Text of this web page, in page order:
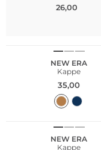
26,00
NEW ERA
Kappe
35,00
NEW ERA
Kappe